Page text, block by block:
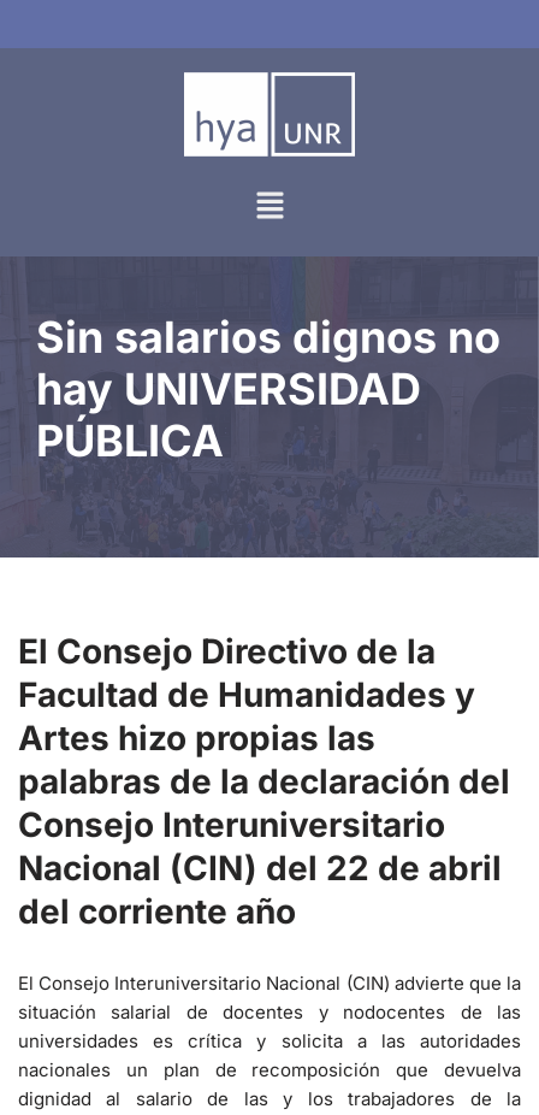
Sin salarios dignos no
hay UNIVERSIDAD
PÚBLICA
El Consejo Directivo de la
Facultad de Humanidades y
Artes hizo propias las
palabras de la declaración del
Consejo Interuniversitario
Nacional (CIN) del 22 de abril
del corriente año
El Consejo Interuniversitario Nacional (CIN) advierte que la
situación salarial de docentes y nodocentes de las
universidades es crítica y solicita a las autoridades
nacionales un plan de recomposición que devuelva
dignidad al salario de las y los trabajadores de la